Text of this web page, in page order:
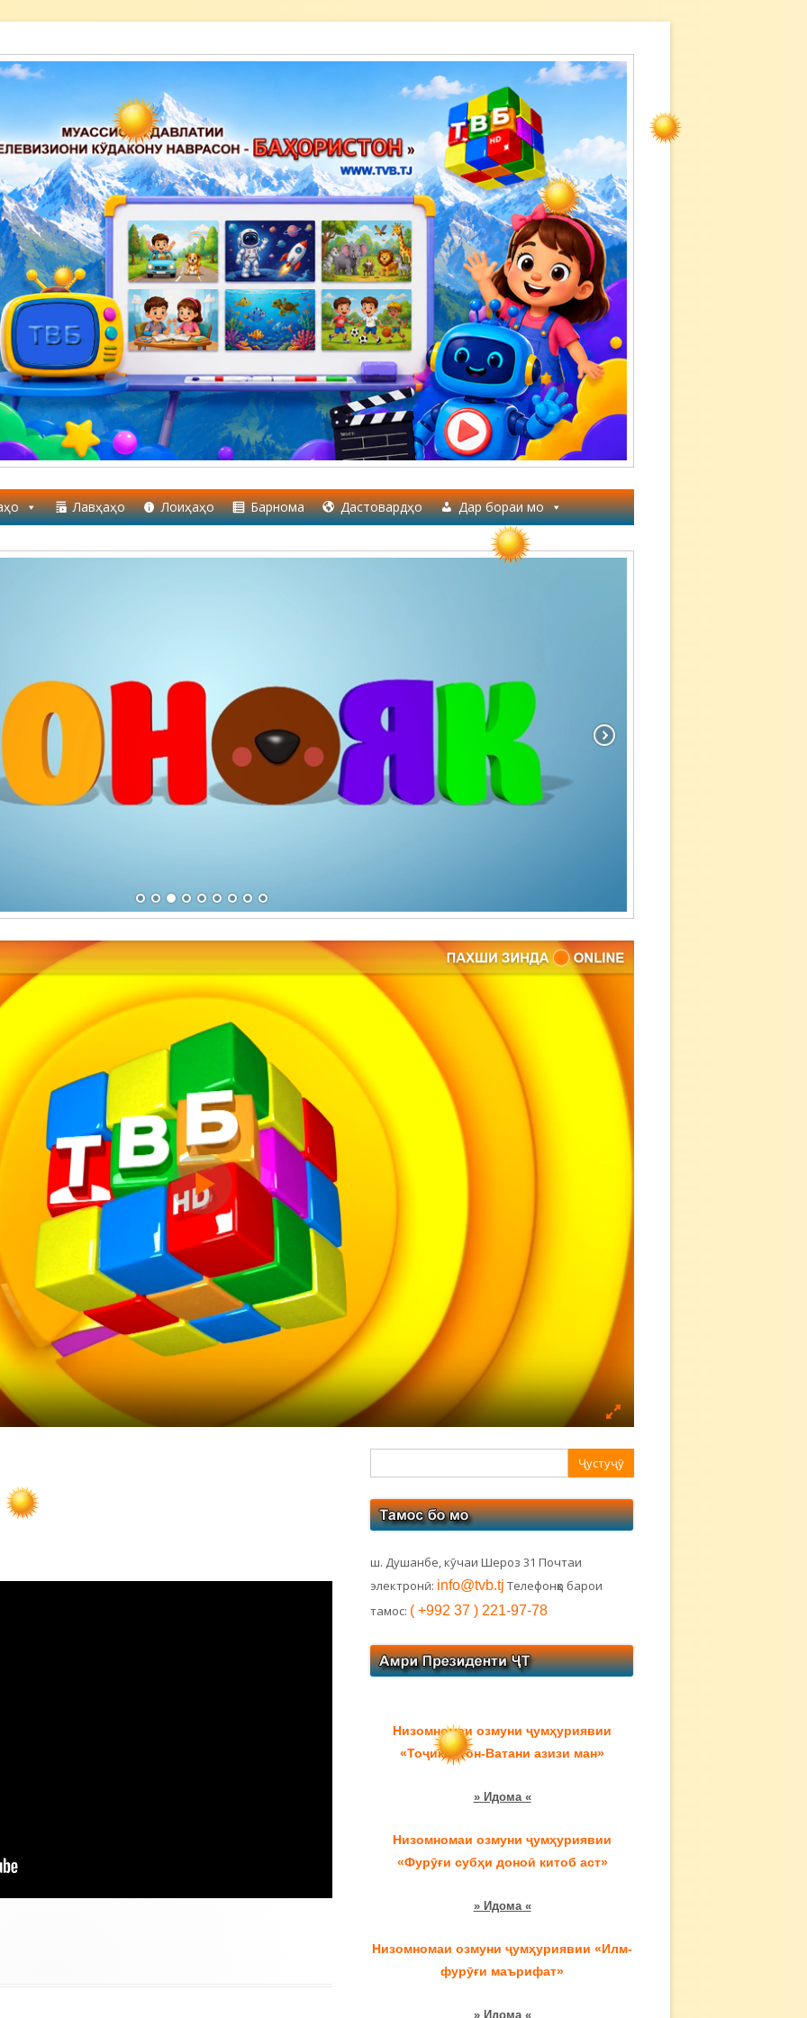
Лавҳаҳо Лоиҳаҳо Барнома Дастовардҳо Дар бораи мо
боковая
ш. Душанбе, кӯчаи Шероз 31 Почтаи
электронӣ: info@tvb.tj Телефонҳо барои
тамос: ( +992 37 ) 221-97-78
Низомномаи озмуни ҷумҳуриявии
«Тоҷикистон-Ватани азизи ман»
» Идома «
Низомномаи озмуни ҷумҳуриявии
«Фурӯғи субҳи доноӣ китоб аст»
» Идома «
Низомномаи озмуни ҷумҳуриявии «Илм-
фурӯғи маърифат»
» Идома «